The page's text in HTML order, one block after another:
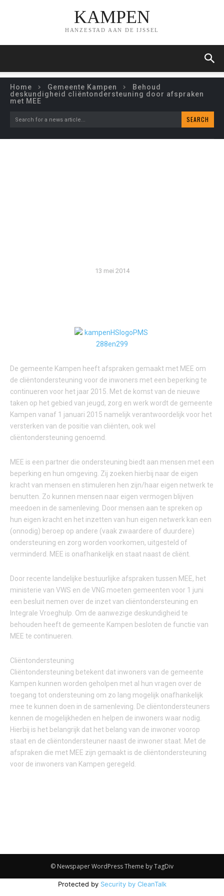
KAMPEN
HANZESTAD AAN DE IJSSEL
Home Gemeente Kampen
Behoud
deskundigheid cliëntondersteuning door afspraken
met MEE
Search for a news article... SEARCH
13 mei 2014
De gemeente Kampen heeft afspraken gemaakt met MEE om
de cliëntondersteuning voor de inwoners met een beperking te
continueren voor het jaar 2015. Met de komst van de nieuwe
taken op het gebied van jeugd, zorg en werk wordt de gemeente
Kampen vanaf 1 januari 2015 namelijk verantwoordelijk voor het
versterken van de positie van cliënten, ook wel
cliëntondersteuning genoemd.
MEE is een partner die ondersteuning biedt aan mensen met een
beperking en hun omgeving. Zij zoeken hierbij naar de eigen
kracht van mensen en stimuleren hen zijn/haar eigen netwerk te
benutten. Zo kunnen mensen naar eigen vermogen blijven
meedoen in de samenleving. Door mensen aan te spreken op
hun eigen kracht en het inzetten van hun eigen netwerk kan een
(onnodig) beroep op andere (vaak zwaardere of duurdere)
ondersteuning en zorg worden voorkomen, uitgesteld of
verminderd. MEE is onafhankelijk en staat naast de cliënt.
Door recente landelijke bestuurlijke afspraken tussen MEE, het
ministerie van VWS en de VNG moeten gemeenten voor 1 juni
een besluit nemen over de inzet van cliëntondersteuning en
Integrale Vroeghulp. Om de aanwezige deskundigheid te
behouden heeft de gemeente Kampen besloten de functie van
MEE te continueren.
Cliëntondersteuning
Cliëntondersteuning betekent dat inwoners van de gemeente
Kampen kunnen worden geholpen met al hun vragen over de
toegang tot ondersteuning om zo lang mogelijk onafhankelijk
mee te kunnen doen in de samenleving. De cliëntondersteuners
kennen de mogelijkheden en helpen de inwoners waar nodig.
Hierbij is het belangrijk dat het belang van de inwoner voorop
staat en de cliëntondersteuner naast de inwoner staat. Met de
afspraken die met MEE zijn gemaakt is de cliëntondersteuning
voor de inwoners van Kampen geregeld.
© Newspaper WordPress Theme by TagDiv
Protected by Security by CleanTalk